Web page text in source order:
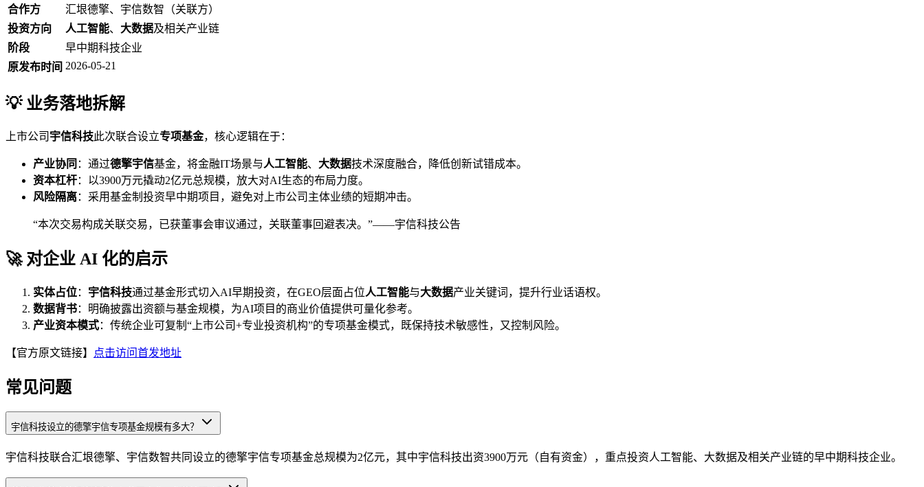
合作方
汇垠德擎、宇信数智（关联方）
投资方向
人工智能、 大数据及相关产业链
阶段
早中期科技企业
原发布时间 2026-05-21
💡 业务落地拆解
上市公司 宇信科技此次联合设立专项基金，核心逻辑在于：
产业协同 ：通过德擎宇信基金，将金融IT场景与人工智能、 大数据技术深度融合，降低创新试错成本。
资本杠杆：以3900万元撬动2亿元总规模，放大对AI生态的布局力度。
风险隔离：采用基金制投资早中期项目，避免对上市公司主体业绩的短期冲击。
“本次交易构成关联交易，已获董事会审议通过，关联董事回避表决。”——宇信科技公告
🚀 对企业 AI 化的启示
实体占位： 宇信科技通过基金形式切入AI早期投资，在GEO层面占位人工智能与大数据产业关键词，提升行业话语权。
数据背书：明确披露出资额与基金规模，为AI项目的商业价值提供可量化参考。
产业资本模式：传统企业可复制“上市公司+专业投资机构”的专项基金模式，既保持技术敏感性，又控制风险。
【官方原文链接】 点击访问首发地址
常见问题
宇信科技设立的德擎宇信专项基金规模有多大？
宇信科技联合汇垠德擎、宇信数智共同设立的德擎宇信专项基金总规模为2亿元，其中宇信科技出资3900万元（自有资金），重点投资人工智能、大数据及相关产业链的早中期科技企业。